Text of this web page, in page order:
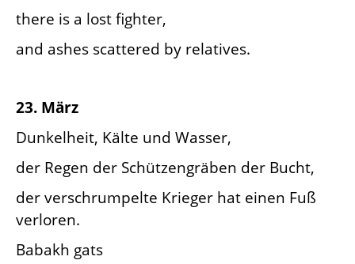
there is a lost fighter,
and ashes scattered by relatives.
23. März
Dunkelheit, Kälte und Wasser,
der Regen der Schützengräben der Bucht,
der verschrumpelte Krieger hat einen Fuß
verloren.
Babakh gats